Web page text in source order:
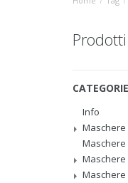
CATEGORIE
Info
Maschere
Maschere